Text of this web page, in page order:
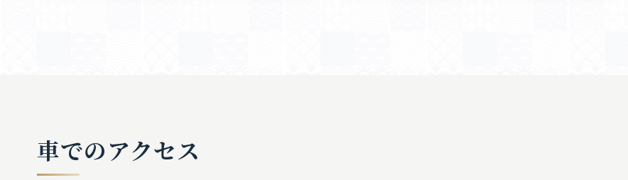
車でのアクセス